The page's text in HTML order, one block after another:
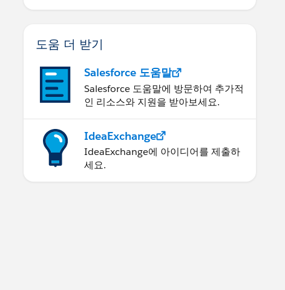
도움 더 받기
Salesforce 도움말
Salesforce 도움말에 방문하여 추가적
인 리소스와 지원을 받아보세요.
IdeaExchange
IdeaExchange에 아이디어를 제출하
세요.